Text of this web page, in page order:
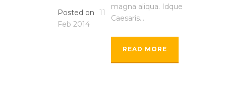
Posted on
11
Feb 2014
magna aliqua. Idque
Caesaris...
READ MORE